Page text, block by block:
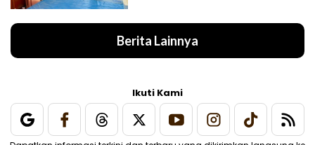
Berita Lainnya
Ikuti Kami